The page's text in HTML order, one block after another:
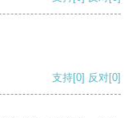
支持[0] 反对[0]